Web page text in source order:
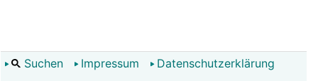
Suchen Impressum
Datenschutzerklärung